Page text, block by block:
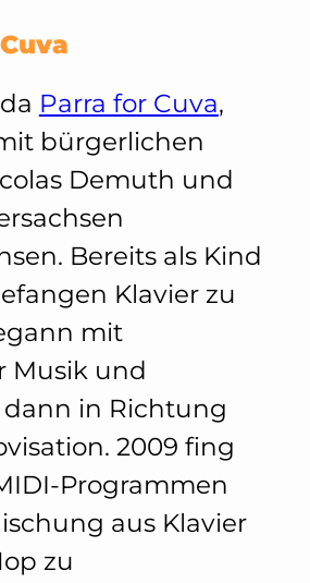
Parra for Cuva,
bürgerlichen
Demuth und
Bereits als Kind
Klavier zu
mit
Musik und
in Richtung
2009 fing
Programmen
aus Klavier
zu